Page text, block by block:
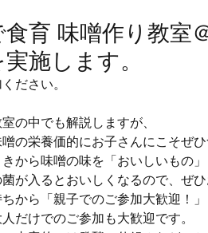
育 味噌作り教室
施します。
ださい。
の中でも解説しますが、
噌の栄養価的にお子さんにこそぜ
きから味噌の味を「おいしいもの
菌が入るとおいしくなるので、ぜ
から「親子でのご参加大歓迎！」
だけでのご参加も大歓迎です。